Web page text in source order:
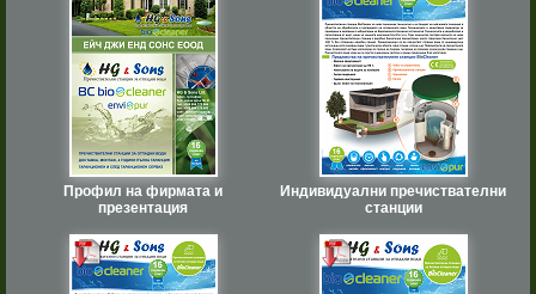
Профил на фирмата и
презентация
Индивидуални пречиствателни
станции